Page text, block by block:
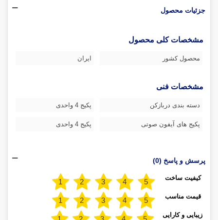
جزئیات محصول
مشخصات کلی محصول
محصول کشور ایران
مشخصات فنی
دسته بندی دربازکن پکیج 4 واحدی
پکیج های آیفون صوتی پکیج 4 واحدی
پرسش و پاسخ (0)
کیفیت ساخت
قیمت مناسب
زیبایی و کارایی